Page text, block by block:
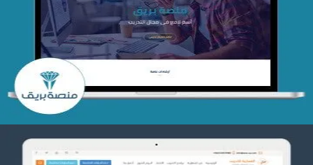
تصميم منصة بريق
التفاصيل